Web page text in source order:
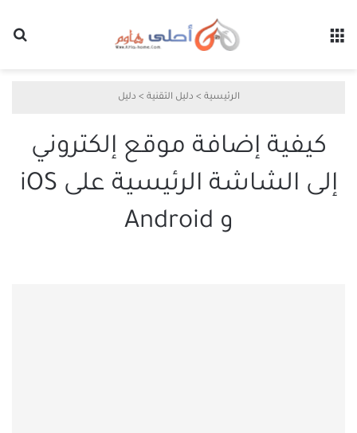
الرئيسية > دليل التقنية > دليل
كيفية إضافة موقع إلكتروني
إلى الشاشة الرئيسية على iOS
و Android